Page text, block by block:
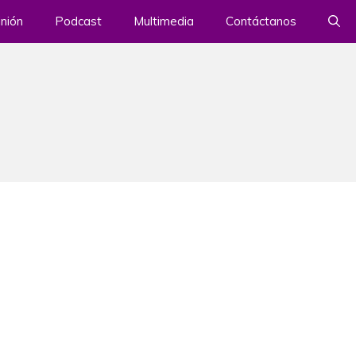
Podcast Multimedia Contáctanos